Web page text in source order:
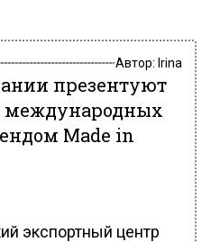
Автор: Irina
презентуют
международных
Made in
экспортный центр